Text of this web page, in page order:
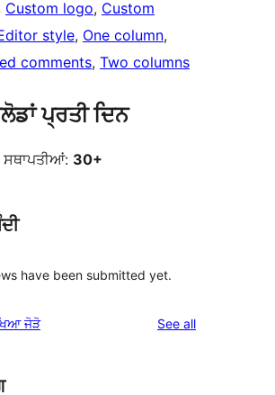
Custom logo, Custom
style, One column
comments, Two columns
ਪ੍ਰਤੀ ਦਿਨ
30+
have been submitted yet.
ਜੋੜੋ See allreviews